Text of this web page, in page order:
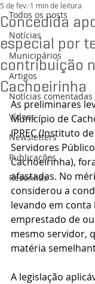
Todos os posts
Notícias
Municipários
Artigos
Notícias comentadas
Vídeos
Newsletters
Publicações
Resenhas
Concedida
especial por
contribuição
Cachoeirinha
5 de fev. 1 min de leitura
As preliminares
Município de
IPREC (Instituto
Servidores
Cachoeirinha),
afastadas. No
considerou a
levando em
emprestado de
mesmo servidor,
matéria
A legislação